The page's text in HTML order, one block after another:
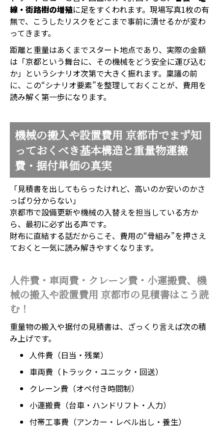
線・街路樹の増殖に足をすくわれます。現場写真1枚の有
無で、こうしたリスクをどこまで事前に潰せるかが変わ
ってきます。
距離と重量はあくまでスタート地点であり、実際の金額
は「京都という舞台に、その機械をどう安全に運び込む
か」というシナリオ次第で大きく振れます。稟議の前
に、この“シナリオ要素”を整理しておくことが、費用を
読み解く第一歩になります。
機械の搬入や設置費用 京都市でまず知
っておくべき基本構造と重量物運搬
費・据付単価の真実
「見積書を出してもらったけれど、高いのか安いのかさ
っぱり分からない」
京都市で設備更新や機械の入替えを担当している方か
ら、最初に必ず出る声です。
財布に直結する話だからこそ、費用の“骨組み”を押さえ
ておくと一気に読み解きやすくなります。
人件費・車両費・クレーン費・小運搬費、機
械の搬入や設置費用 京都市の見積書はこう読
む！
重量物の搬入や据付の見積書は、ざっくり言えば次の積
み上げです。
人件費（日当・残業）
車両費（トラック・ユニック・回送）
クレーン費（オペ付き時間制）
小運搬費（台車・ハンドリフト・人力）
付帯工事費（アンカー・レベル出し・養生）